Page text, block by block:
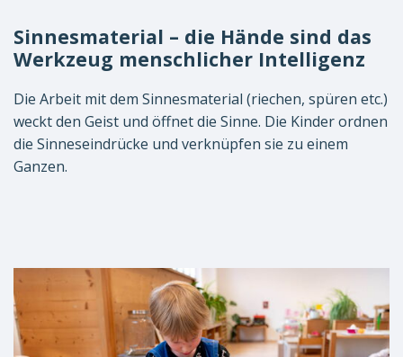
Sinnesmaterial – die Hände sind das
Werkzeug menschlicher Intelligenz
Die Arbeit mit dem Sinnesmaterial (riechen, spüren etc.)
weckt den Geist und öffnet die Sinne. Die Kinder ordnen
die Sinneseindrücke und verknüpfen sie zu einem
Ganzen.